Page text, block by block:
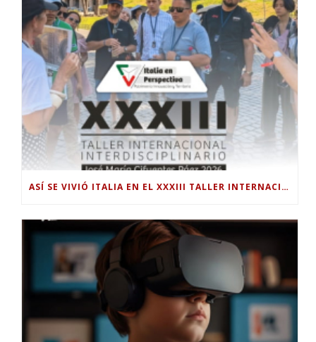
ASÍ SE VIVIÓ ITALIA EN EL XXXIII TALLER INTERNACIONAL INTERDISCIPLINAR